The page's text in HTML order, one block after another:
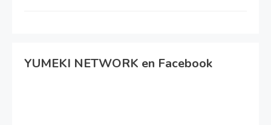
YUMEKI NETWORK en Facebook